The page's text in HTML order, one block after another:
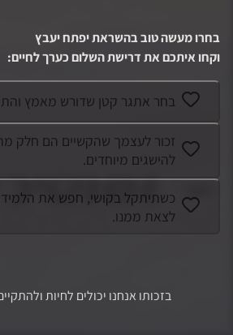
בחרו מעשה טוב בהשראתיפתח יעבץ
וקחו איתכם את דרישת השלום כערך לחיים:
בחר אתגר קטן שדורש מאמץ
זכור לעצמך שהקשיים הם חלק
להישגים מיוחדים.
כשתיתקל בקושי, חפש את
לצאת ממנו.
בזכותו אנחנו יכולים לחיות